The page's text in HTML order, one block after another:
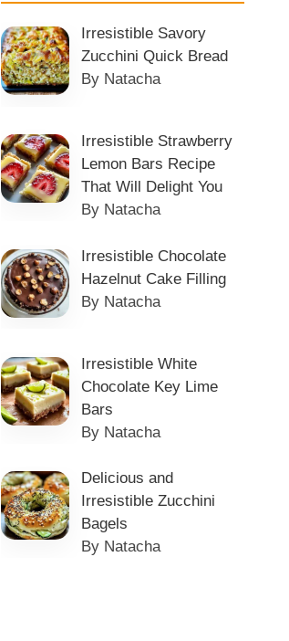
Irresistible Savory
Zucchini Quick Bread
By Natacha
Irresistible Strawberry
Lemon Bars Recipe
That Will Delight You
By Natacha
Irresistible Chocolate
Hazelnut Cake Filling
By Natacha
Irresistible White
Chocolate Key Lime
Bars
By Natacha
Delicious and
Irresistible Zucchini
Bagels
By Natacha